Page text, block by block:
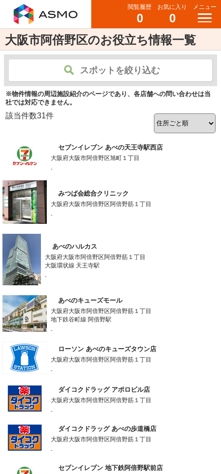
閲覧履歴
0
お気に入り
0
メニュー
大阪市阿倍野区のお役立ち情報一覧
スポットを絞り込む
※物件情報の周辺施設紹介のページであり、各店舗への問い合わせは当
社では対応できません。
該当件数31件
セブンイレブン あべの天王寺駅西店
大阪府大阪市阿倍野区旭町１丁目
-
みつば会総合クリニック
大阪府大阪市阿倍野区阿倍野筋１丁目
-
あべのハルカス
大阪府大阪市阿倍野区阿倍野筋１丁目
大阪環状線 天王寺駅
-
あべのキューズモール
大阪府大阪市阿倍野区阿倍野筋１丁目
地下鉄谷町線 阿倍野駅
-
ローソン あべのキューズタウン店
大阪府大阪市阿倍野区阿倍野筋１丁目
-
ダイコクドラッグ アポロビル店
大阪府大阪市阿倍野区阿倍野筋１丁目
-
ダイコクドラッグ あべの歩道橋店
大阪府大阪市阿倍野区阿倍野筋１丁目
-
セブンイレブン 地下鉄阿倍野駅前店